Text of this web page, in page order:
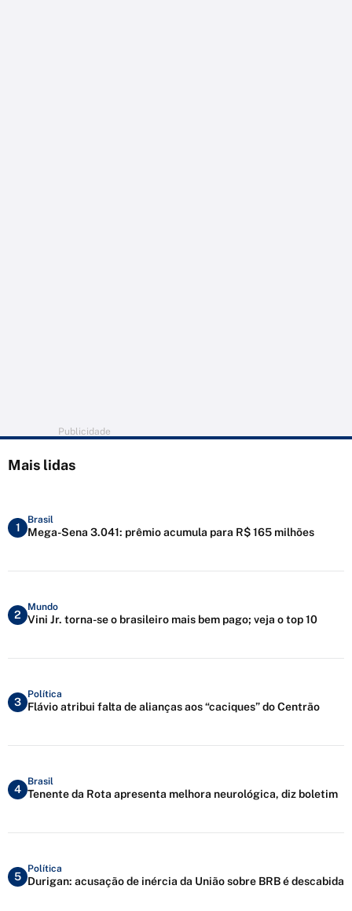
Publicidade
Mais lidas
1
Brasil
Mega-Sena 3.041: prêmio acumula para R$ 165 milhões
2
Mundo
Vini Jr. torna-se o brasileiro mais bem pago; veja o top 10
3
Política
Flávio atribui falta de alianças aos “caciques” do Centrão
4
Brasil
Tenente da Rota apresenta melhora neurológica, diz boletim
5
Política
Durigan: acusação de inércia da União sobre BRB é descabida